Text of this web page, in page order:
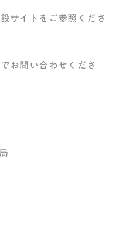
サイトをご参照くださ
お問い合わせくださ